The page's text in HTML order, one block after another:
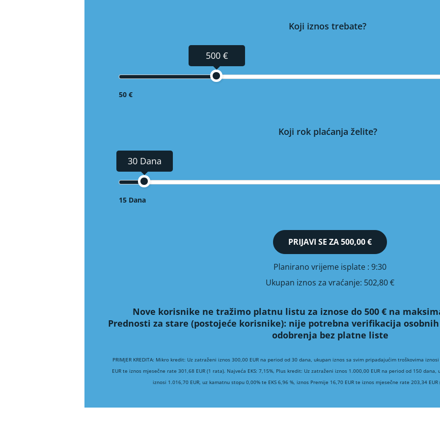
Koji iznos trebate?
500 €
50 €
Koji rok plaćanja želite?
30 Dana
15 Dana
PRIJAVI SE ZA500,00 €
Planirano vrijeme isplate : 9:30
Ukupan iznos za vraćanje: 502,80 €
Nove korisnike ne tražimo platnu listu za iznose do 500 € na
Prednosti za stare (postojeće korisnike): nije potrebna verifikacija
odobrenja bez platne liste
PRIMJER KREDITA: Mikro kredit: Uz zatraženi iznos 300,00 EUR na period od 30 dana, ukupan iznos sa svim pripadajućim troškovima
EUR te iznos mjesečne rate 301,68 EUR (1 rata). Najveća EKS: 7,15%, Plus kredit: Uz zatraženi iznos 1.000,00 EUR na period od 150
iznosi 1.016,70 EUR, uz kamatnu stopu 0,00% te EKS 6,96 %, iznos Premije 16,70 EUR te iznos mjesečne rate 203,34 EUR